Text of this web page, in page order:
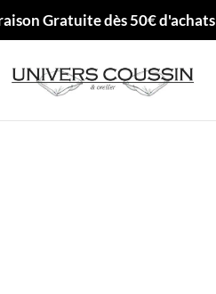
Gratuite dès 50€ d'achats